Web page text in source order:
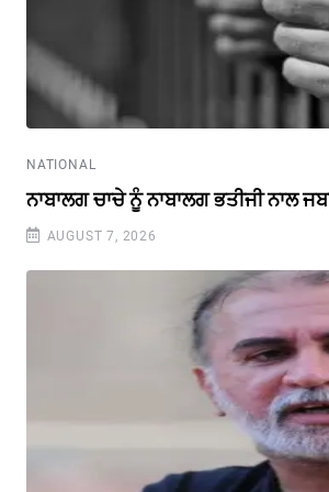
NATIONAL
ਨਾਬਾਲਗ ਚਾਚੇ ਨੂੰ ਨਾਬਾਲਗ ਭਤੀਜੀ ਨਾਲ
AUGUST 7, 2026